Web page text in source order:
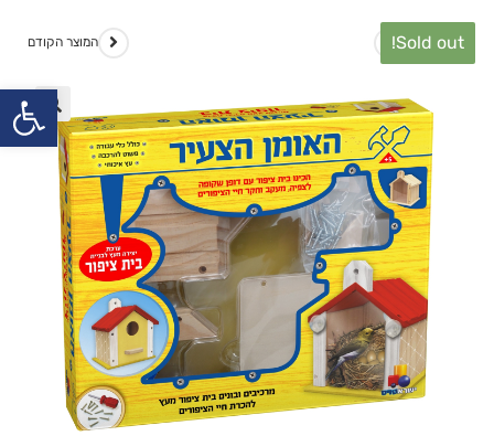
המוצר הקודם המוצר הבא
Sold out!